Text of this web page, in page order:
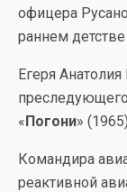
офицера
раннем
Егеря
«Погони»
Командира
реактивной